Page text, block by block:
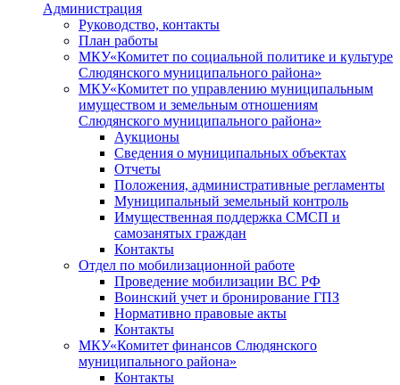
Администрация
Руководство, контакты
План работы
МКУ«Комитет по социальной политике и культуре
Слюдянского муниципального района»
МКУ«Комитет по управлению муниципальным
имуществом и земельным отношениям
Слюдянского муниципального района»
Аукционы
Сведения о муниципальных объектах
Отчеты
Положения, административные регламенты
Муниципальный земельный контроль
Имущественная поддержка СМСП и
самозанятых граждан
Контакты
Отдел по мобилизационной работе
Проведение мобилизации ВС РФ
Воинский учет и бронирование ГПЗ
Нормативно правовые акты
Контакты
МКУ«Комитет финансов Слюдянского
муниципального района»
Контакты